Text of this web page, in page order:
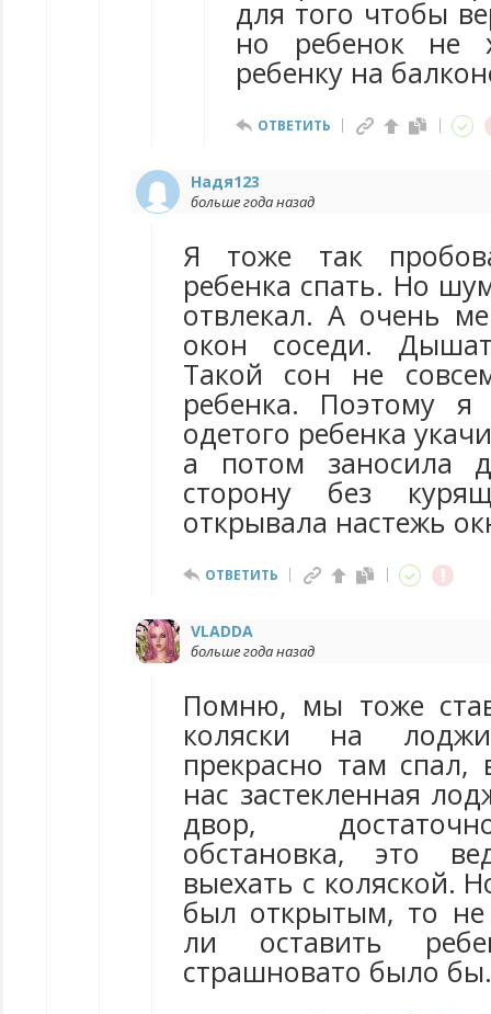
для того чтобы
но ребенок не
ребенку на
ОТВЕТИТЬ
Надя123
больше года назад
Я тоже так
ребенка спать. Но
отвлекал. А очень
окон соседи.
Такой сон не
ребенка. Поэтому
одетого ребенка
а потом заносила
сторону без
открывала настежь
ОТВЕТИТЬ
VLADDA
больше года назад
Помню, мы тоже
коляски на
прекрасно там спал,
нас застекленная
двор,
обстановка, это
выехать с коляской.
был открытым, то
ли оставить
страшновато было бы.